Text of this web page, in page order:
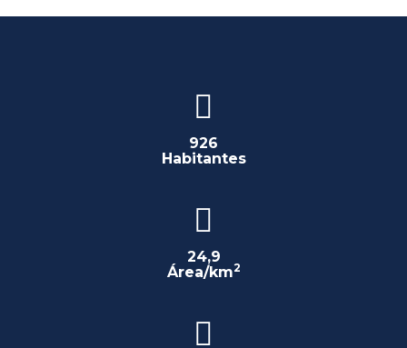
926
Habitantes
24,9
Área/km2